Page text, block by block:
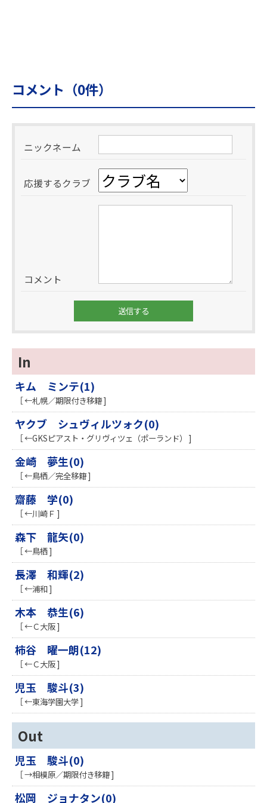
コメント（0件）
ニックネーム
応援するクラブ
コメント
In
キム ミンテ(1)
［ ←札幌／期限付き移籍 ]
ヤクブ シュヴィルツォク(0)
［ ←GKSピアスト・グリヴィツェ（ポーランド） ]
金崎 夢生(0)
［ ←鳥栖／完全移籍 ]
齋藤 学(0)
［ ←川崎Ｆ ]
森下 龍矢(0)
［ ←鳥栖 ]
長澤 和輝(2)
［ ←浦和 ]
木本 恭生(6)
［ ←Ｃ大阪 ]
柿谷 曜一朗(12)
［ ←Ｃ大阪 ]
児玉 駿斗(3)
［ ←東海学園大学 ]
Out
児玉 駿斗(0)
［ →相模原／期限付き移籍 ]
松岡 ジョナタン(0)